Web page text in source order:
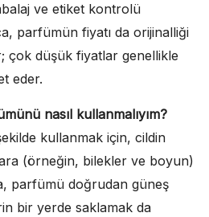
ve etiket kontrolü
parfümün fiyatı da orijinalliği
çok düşük fiyatlar genellikle
eder.
nasıl kullanmalıyım?
kullanmak için, cildin
(örneğin, bilekler ve boyun)
parfümü doğrudan güneş
bir yerde saklamak da